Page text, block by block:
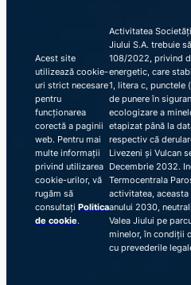
Acest site
utilizează cookie-
uri strict necesare
pentru
funcționarea
corectă a paginii
web. Pentru mai
multe informații
privind utilizarea
cookie-urilor, vă
rugăm să
consultați Politica
de cookie.
Activitatea
Jiului S.A. trebuie
108/2022, privind
energetic, care
1, litera c, punctele
de punere în
ecologizare a
etapizat până la
respectiv că
Livezeni și Vulcan
Decembrie 2032.
Termocentrala
activitatea, aceasta
anului 2030,
Valea Jiului pe
minelor, în condiții
cu prevederile